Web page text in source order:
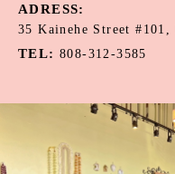
ADRESS:
35 Kainehe Street
TEL: 808-312-3585